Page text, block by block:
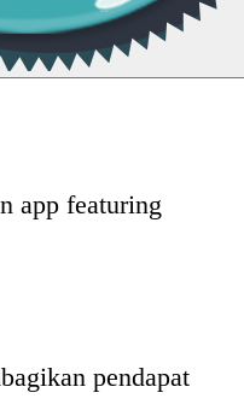
app featuring
pendapat